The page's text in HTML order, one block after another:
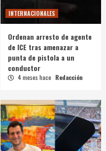
INTERNACIONALES
Ordenan arresto de agente
de ICE tras amenazar a
punta de pistola a un
conductor
4 meses hace Redacción